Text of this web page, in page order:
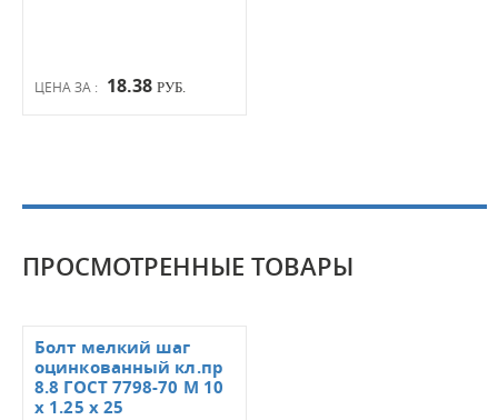
ЦЕНА ЗА : 18.38 РУБ.
ПРОСМОТРЕННЫЕ ТОВАРЫ
Болт мелкий шаг
оцинкованный кл.пр
8.8 ГОСТ 7798-70 М 10
х 1.25 х 25